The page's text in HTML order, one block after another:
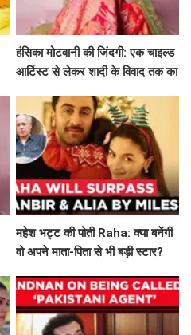
हंसिका मोटवानी की जिंदगी: एक चाइल्ड
आर्टिस्ट से लेकर शादी के विवाद तक का
महेश भट्ट की पोती Raha: क्या बनेंगी
वो अपने माता-पिता से भी बड़ी स्टार?